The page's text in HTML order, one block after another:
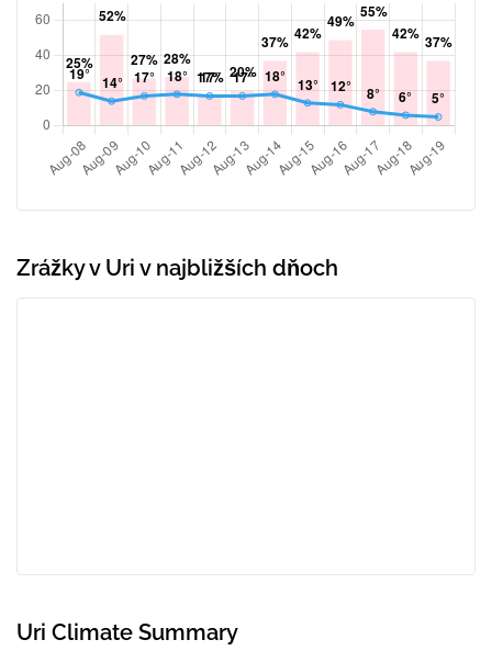
Zrážky v Uri v najbližších dňoch
Uri Climate Summary